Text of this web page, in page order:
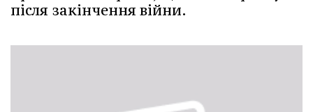
після закінчення війни.